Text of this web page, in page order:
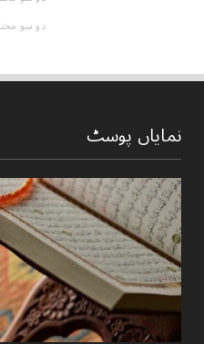
دو سو
نمایاں پوسٹ